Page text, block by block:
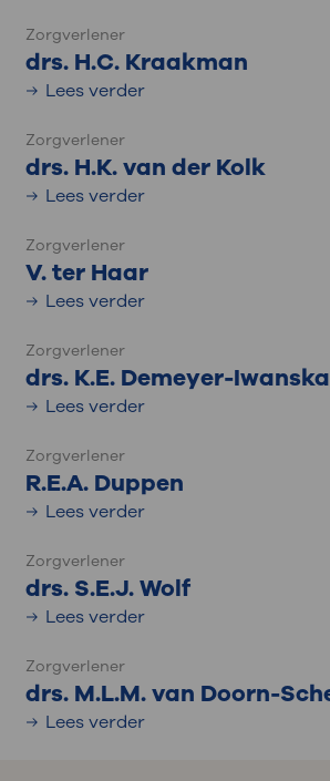
Zorgverlener
drs. H.C. Kraakman
Lees verder
Zorgverlener
drs. H.K. van der Kolk
Lees verder
Zorgverlener
V. ter Haar
Lees verder
Zorgverlener
drs. K.E. Demeyer-Iwanska
Lees verder
Zorgverlener
R.E.A. Duppen
Lees verder
Zorgverlener
drs. S.E.J. Wolf
Lees verder
Zorgverlener
drs. M.L.M. van Doorn-
Lees verder